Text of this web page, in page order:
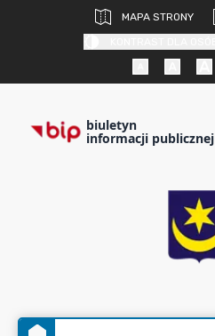
MAPA STRONY
biuletyn
informacji publicznej